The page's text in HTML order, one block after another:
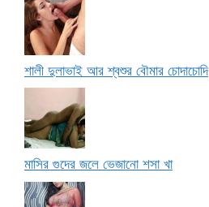
শালী দুলাভাই আর শ্বশুর বৌমার চোদাচোদি
মাসির গুদের জলে ভেজানো শসা খা